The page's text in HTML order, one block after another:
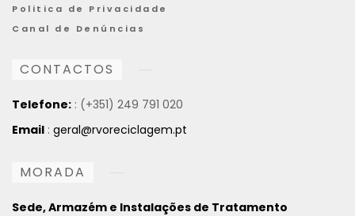
Politica de Privacidade
Canal de Denúncias
CONTACTOS
Telefone: : (+351) 249 791 020
Email : geral@rvoreciclagem.pt
MORADA
Sede, Armazém e Instalações de Tratamento